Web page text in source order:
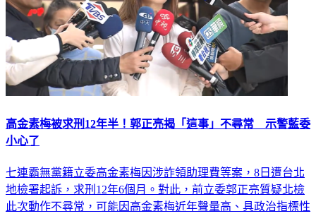
高金素梅被求刑12年半！郭正亮揭「這事」不尋常 示警藍委
小心了
七連霸無黨籍立委高金素梅因涉詐領助理費等案，8日遭台北
地檢署起訴，求刑12年6個月。對此，前立委郭正亮質疑北檢
此次動作不尋常，可能因高金素梅近年聲量高、具政治指標性